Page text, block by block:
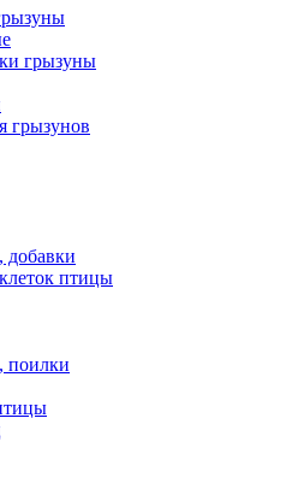
грызуны
грызунов
птицы
поилки